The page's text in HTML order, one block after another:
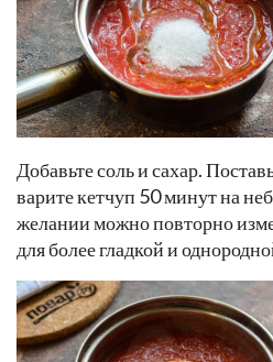
Добавьте соль и сахар.
варите кетчуп 50 минут на
желании можно повторно
для более гладкой и